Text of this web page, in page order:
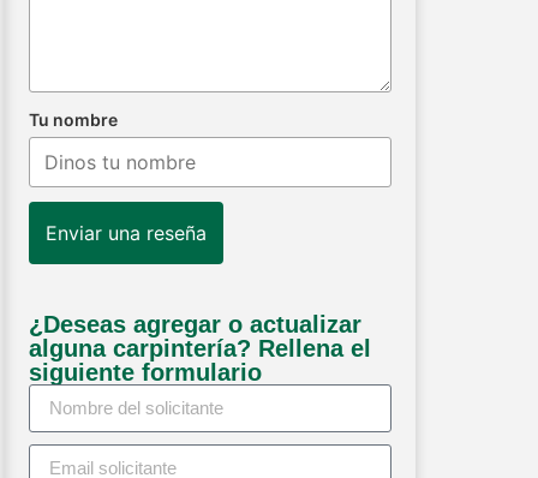
Tu nombre
Enviar una reseña
¿Deseas agregar o actualizar
alguna carpintería? Rellena el
siguiente formulario